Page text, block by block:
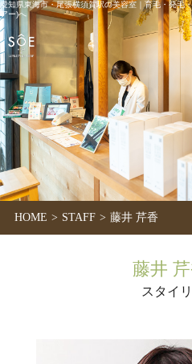
愛知県東海市・尾張横須賀駅の美容室｜育毛・発毛
アー)へ
HOME STAFF 藤井 芹香
藤井
スタイ